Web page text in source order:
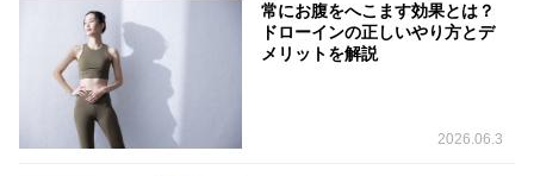
常にお腹をへこます効果とは？
ドローインの正しいやり方とデ
メリットを解説
2026.06.3